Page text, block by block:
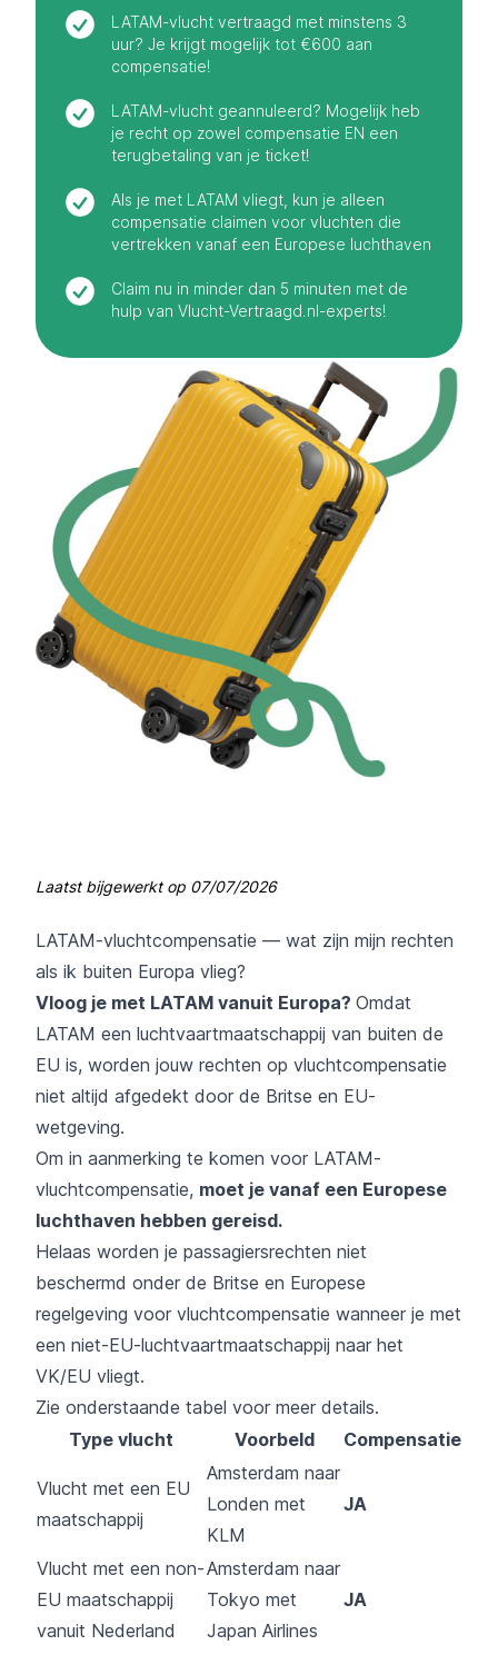
LATAM-vlucht vertraagd met minstens 3
uur? Je krijgt mogelijk tot €600 aan
compensatie!
LATAM-vlucht geannuleerd? Mogelijk heb
je recht op zowel compensatie EN een
terugbetaling van je ticket!
Als je met LATAM vliegt, kun je alleen
compensatie claimen voor vluchten die
vertrekken vanaf een Europese luchthaven
Claim nu in minder dan 5 minuten met de
hulp van Vlucht-Vertraagd.nl-experts!
Laatst bijgewerkt op 07/07/2026
LATAM-vluchtcompensatie — wat zijn mijn rechten
als ik buiten Europa vlieg?
Vloog je met LATAM vanuit Europa? Omdat
LATAM een luchtvaartmaatschappij van buiten de
EU is, worden jouw rechten op vluchtcompensatie
niet altijd afgedekt door de Britse en EU-
wetgeving.
Om in aanmerking te komen voor LATAM-
vluchtcompensatie, moet je vanaf een Europese
luchthaven hebben gereisd.
Helaas worden je passagiersrechten niet
beschermd onder de Britse en Europese
regelgeving voor vluchtcompensatie wanneer je met
een niet-EU-luchtvaartmaatschappij naar het
VK/EU vliegt.
Zie onderstaande tabel voor meer details.
Type vlucht
Voorbeld Compensatie
Vlucht met een EU
maatschappij
Amsterdam naar
Londen met
KLM
JA
Vlucht met een non-
EU maatschappij
vanuit Nederland
Amsterdam naar
Tokyo met
Japan Airlines
JA